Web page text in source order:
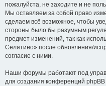
пожалуйста, не заходите и не
Мы оставляем за собой право
сделаем всё возможное, чтобы
стороны было бы разумным
предмет изменений, так как
Селятино» после обновления/
согласие с ними.
Наши форумы работают под
для создания конференций